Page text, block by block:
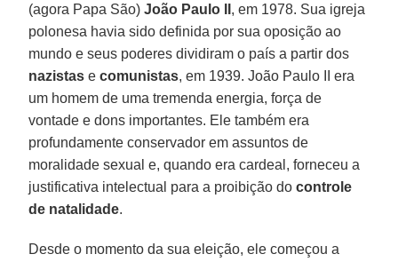
(agora Papa São)João Paulo II , em 1978. Sua igreja
polonesa havia sido definida por sua oposição ao
mundo e seus poderes dividiram o país a partir dos
nazistas ecomunistas, em 1939. João Paulo II era
um homem de uma tremenda energia, força de
vontade e dons importantes. Ele também era
profundamente conservador em assuntos de
moralidade sexual e, quando era cardeal, forneceu a
justificativa intelectual para a proibição docontrole
de natalidade.
Desde o momento da sua eleição, ele começou a